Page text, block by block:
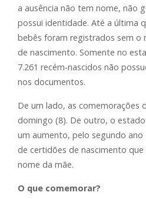
a ausência não tem nome, não
possui identidade. Até a última
bebês foram registrados sem o
de nascimento. Somente no
7.261 recém-nascidos não
nos documentos.
De um lado, as comemorações
domingo (8). De outro, o
um aumento, pelo segundo
de certidões de nascimento
nome da mãe.
O que comemorar?